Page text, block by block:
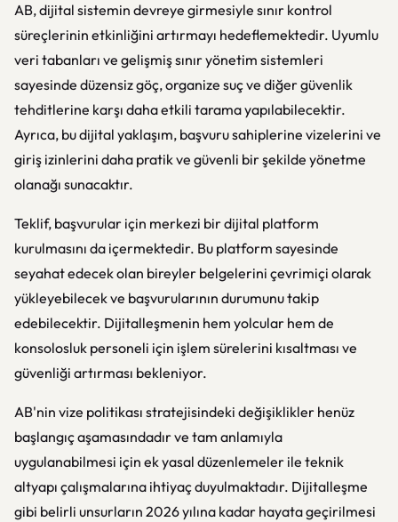
AB, dijital sistemin devreye girmesiyle sınır kontrol
süreçlerinin etkinliğini artırmayı hedeflemektedir. Uyumlu
veri tabanları ve gelişmiş sınır yönetim sistemleri
sayesinde düzensiz göç, organize suç ve diğer güvenlik
tehditlerine karşı daha etkili tarama yapılabilecektir.
Ayrıca, bu dijital yaklaşım, başvuru sahiplerine vizelerini ve
giriş izinlerini daha pratik ve güvenli bir şekilde yönetme
olanağı sunacaktır.
Teklif, başvurular için merkezi bir dijital platform
kurulmasını da içermektedir. Bu platform sayesinde
seyahat edecek olan bireyler belgelerini çevrimiçi olarak
yükleyebilecek ve başvurularının durumunu takip
edebilecektir. Dijitalleşmenin hem yolcular hem de
konsolosluk personeli için işlem sürelerini kısaltması ve
güvenliği artırması bekleniyor.
AB'nin vize politikası stratejisindeki değişiklikler henüz
başlangıç aşamasındadır ve tam anlamıyla
uygulanabilmesi için ek yasal düzenlemeler ile teknik
altyapı çalışmalarına ihtiyaç duyulmaktadır. Dijitalleşme
gibi belirli unsurların 2026 yılına kadar hayata geçirilmesi